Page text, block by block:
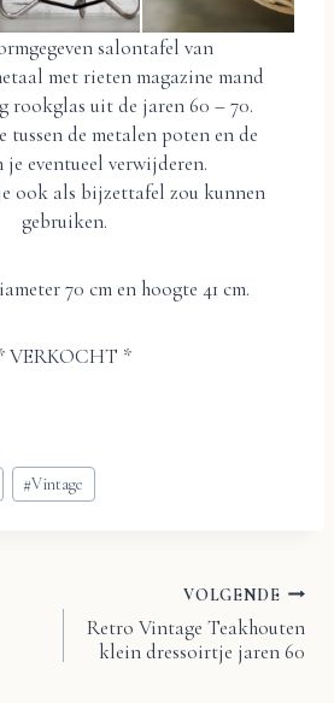
salontafel van
met rieten magazine mand
rookglas uit de jaren 60 – 70.
de metalen poten en de
je eventueel verwijderen.
ook als bijzettafel zou kunnen
gebruiken.
70 cm en hoogte 41 cm.
VERKOCHT *
#Vintage
VOLGENDE
Retro Vintage Teakhouten
klein dressoirtje jaren 60